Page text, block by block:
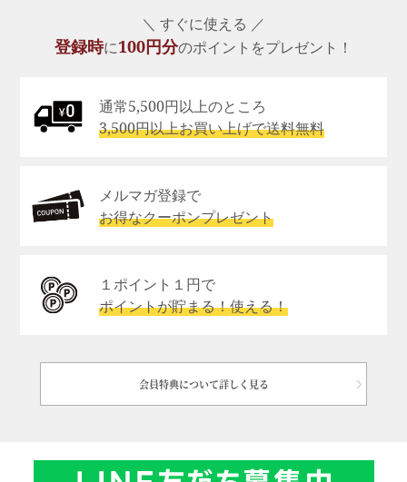
＼ すぐに使える ／
登録時に100円分のポイントをプレゼント！
通常5,500円以上のところ
3,500円以上お買い上げで送料無料
メルマガ登録で
お得なクーポンプレゼント
１ポイント１円で
ポイントが貯まる！使える！
会員特典について詳しく見る